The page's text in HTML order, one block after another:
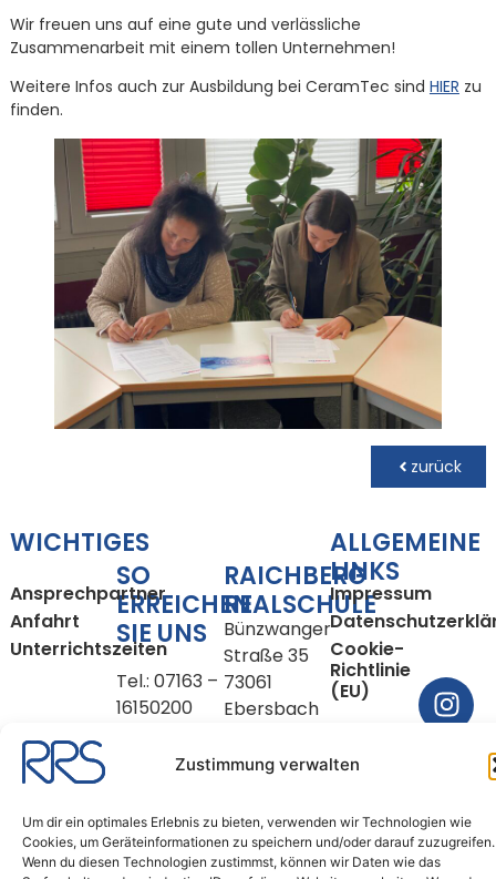
Zustimmung verwalten
Um dir ein optimales Erlebnis zu bieten, verwenden wir Technologien wie
Cookies, um Geräteinformationen zu speichern und/oder darauf zuzugreifen.
Wenn du diesen Technologien zustimmst, können wir Daten wie das
Wir freuen uns auf eine gute und verlässliche
Zusammenarbeit mit einem tollen Unternehmen!
Weitere Infos auch zur Ausbildung bei CeramTec sind HIER zu
finden.
zurück
WICHTIGES
Ansprechpartner
Anfahrt
Unterrichtszeiten
SO
ERREICHEN
SIE UNS
Tel.: 07163 –
16150200
16150209
sekretariat@rrse.schule
RAICHBERG
REALSCHULE
Bünzwanger
Straße 35
73061
Ebersbach
ALLGEMEINE
LINKS
Impressum
Cookie-
Richtlinie
(EU)